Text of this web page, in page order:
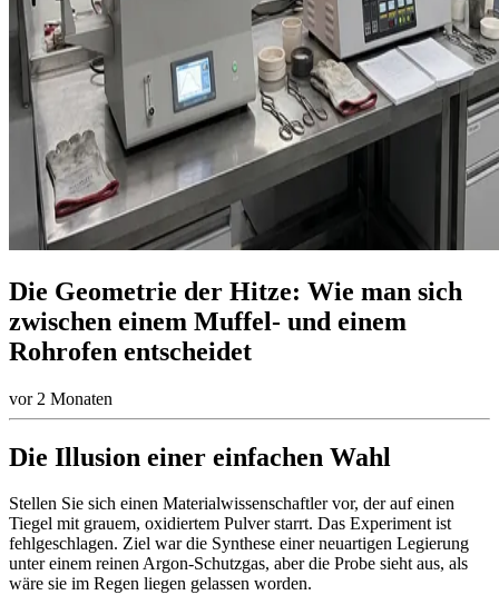
Die Geometrie der Hitze: Wie man sich
zwischen einem Muffel- und einem
Rohrofen entscheidet
vor 2 Monaten
Die Illusion einer einfachen Wahl
Stellen Sie sich einen Materialwissenschaftler vor, der auf einen
Tiegel mit grauem, oxidiertem Pulver starrt. Das Experiment ist
fehlgeschlagen. Ziel war die Synthese einer neuartigen Legierung
unter einem reinen Argon-Schutzgas, aber die Probe sieht aus, als
wäre sie im Regen liegen gelassen worden.